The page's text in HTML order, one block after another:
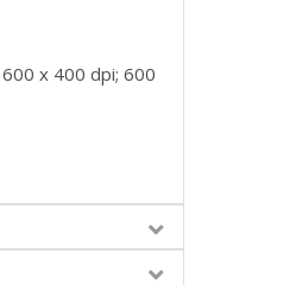
x 400 dpi; 600